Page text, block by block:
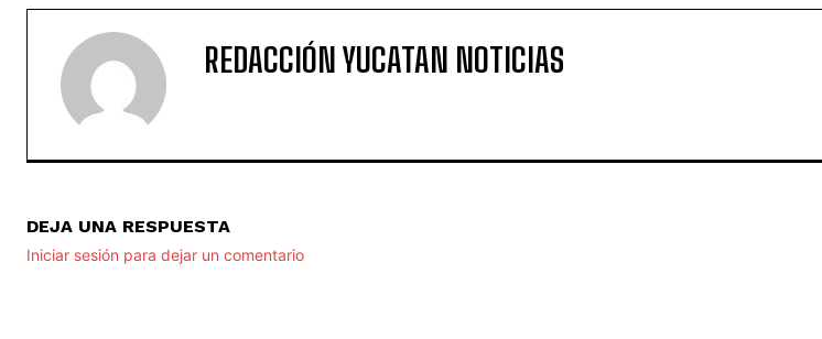
REDACCIÓN YUCATAN NOTICIAS
DEJA UNA RESPUESTA
Iniciar sesión para dejar un comentario